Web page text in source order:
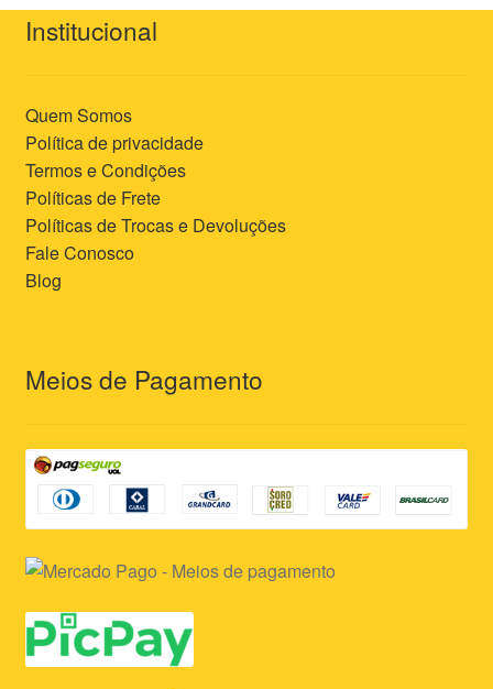
Institucional
Quem Somos
Política de privacidade
Termos e Condições
Políticas de Frete
Políticas de Trocas e Devoluções
Fale Conosco
Blog
Meios de Pagamento